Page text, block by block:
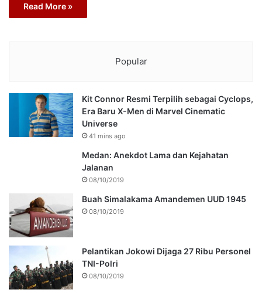
Read More »
Popular
Kit Connor Resmi Terpilih sebagai Cyclops,
Era Baru X-Men di Marvel Cinematic
Universe
41 mins ago
Medan: Anekdot Lama dan Kejahatan
Jalanan
08/10/2019
Buah Simalakama Amandemen UUD 1945
08/10/2019
Pelantikan Jokowi Dijaga 27 Ribu Personel
TNI-Polri
08/10/2019